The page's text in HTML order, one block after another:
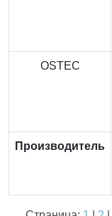
OSTEC
Производитель